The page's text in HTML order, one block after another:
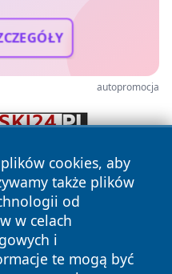
autopromocja
cookies, aby
także plików
od
w celach
i
te mogą być
prawa zastrzeżone.